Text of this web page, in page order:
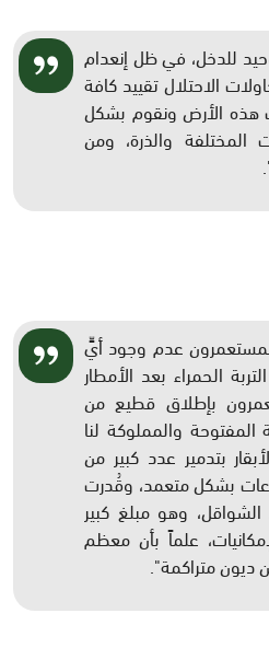
للدخل، في ظل إنعدام
الاحتلال تقييد كافة
هذه الأرض ونقوم بشكل
المختلفة والذرة، ومن
عدم وجود أيٍّ
الحمراء بعد الأمطار
بإطلاق قطيع من
المفتوحة والمملوكة لنا
بتدمير عدد كبير من
بشكل متعمد، وقُدرت
وهو مبلغ كبير
علماً بأن معظم
ديون متراكمة".